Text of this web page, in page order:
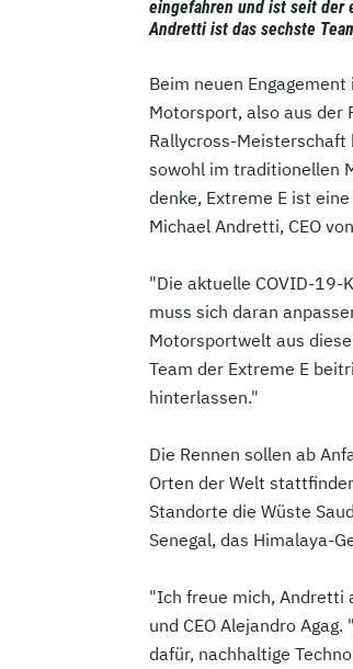
eingefahren und ist seit der
Andretti ist das sechste
Beim neuen
Motorsport, also aus der
Rallycross-
sowohl im traditionellen
denke, Extreme E ist
Michael Andretti, CEO
"Die aktuelle COVID-19-
muss sich daran
Motorsportwelt aus
Team der Extreme E
hinterlassen."
Die Rennen sollen ab
Orten der Welt
Standorte die Wüste
Senegal, das Himalaya-
"Ich freue mich, Andretti
und CEO Alejandro
dafür, nachhaltige